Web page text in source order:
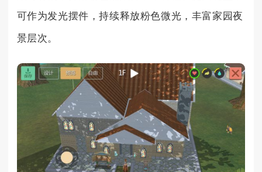
可作为发光摆件，持续释放粉色微光，丰富家园夜
景层次。